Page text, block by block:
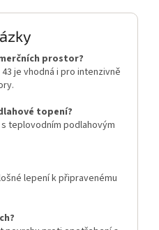
prostor?
je vhodná i pro intenzivně
topení?
teplovodním podlahovým
lepení k připravenému